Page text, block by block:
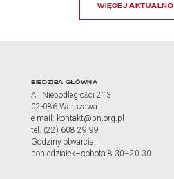
WIĘCEJ
Adres oraz
SIEDZIBA GŁÓWNA
Al. Niepodległości 213
02-086 Warszawa
e-mail: kontakt@bn.org.pl
tel. (22) 608 29 99
Godziny otwarcia:
poniedziałek–sobota 8.30–20.30